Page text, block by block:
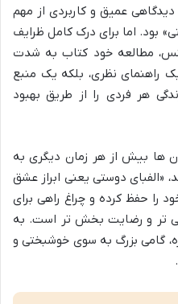
دیدگاهی عمیق و کاربردی از مهم
بود. اما برای درک کامل ظرایف
مطالعه خود کتاب به شدت
راهنمای نظری، بلکه یک منبع
هر فردی را از طریق بهبود
ها بیش از هر زمان دیگری به
«الفبای دوستی یعنی ابراز عشق
را حفظ کرده و چراغ راهی برای
تر و رضایت بخش تر است. به
گامی بزرگ به سوی خوشبختی و